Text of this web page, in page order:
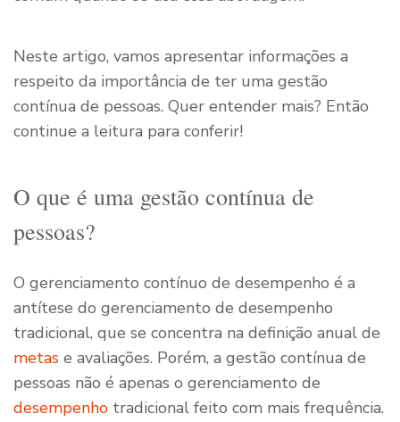
Neste artigo, vamos apresentar informações a
respeito da importância de ter uma gestão
contínua de pessoas. Quer entender mais? Então
continue a leitura para conferir!
O que é uma gestão contínua de
pessoas?
O gerenciamento contínuo de desempenho é a
antítese do gerenciamento de desempenho
tradicional, que se concentra na definição anual de
metas e avaliações. Porém, a gestão contínua de
pessoas não é apenas o gerenciamento de
desempenho tradicional feito com mais frequência.